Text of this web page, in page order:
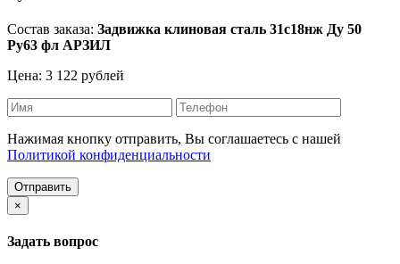
Состав заказа: Задвижка клиновая сталь 31с18нж Ду 50
Ру63 фл АРЗИЛ
Цена: 3 122 рублей
Нажимая кнопку отправить, Вы соглашаетесь с нашей
Политикой конфиденциальности
Отправить
×
Задать вопрос